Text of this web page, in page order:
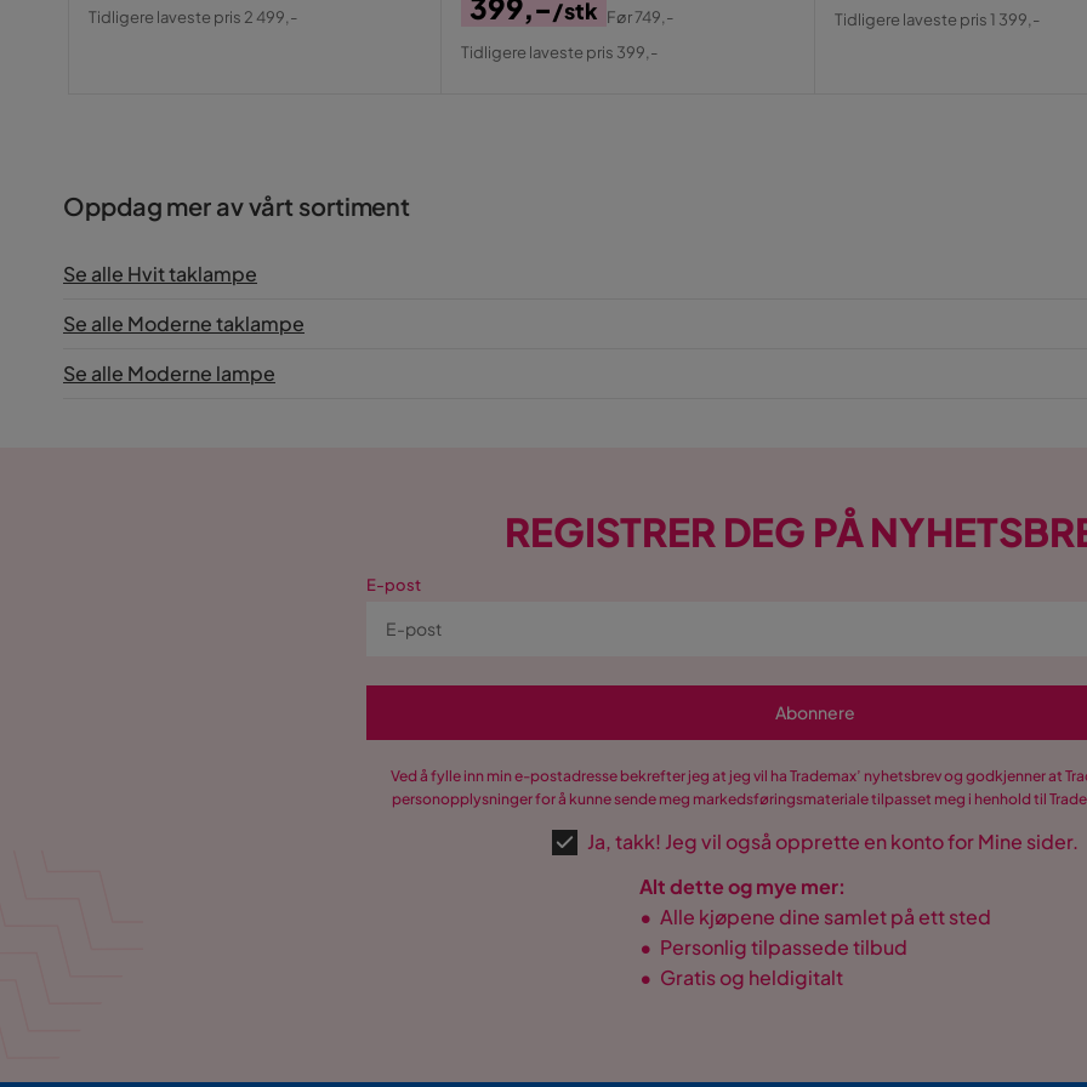
Farge skjerm Hvit
E27
Innendørsbruk
Tidligere laveste pris 2 499,-
Pris
/stk
Original
Før749,-
Tidligere laveste pris 399,-
Pris
Original
Tidligere laveste pris 1 399,-
Oppdag mer av vårt sortiment
Se alle Hvit taklampe
Se alle Moderne taklampe
Se alle Moderne lampe
REGISTRER DEG PÅ
E-post
Abonnere
Ved å fylle inn min e-postadresse bekrefter jeg at jeg vil ha Trademax’ nyhetsbrev og godkjenner at
personopplysninger for å kunne sende meg markedsføringsmateriale tilpasset meg i henhold til
Ja, takk! Jeg vil også opprette en konto for Mine sider.
Alt dette og mye mer:
• Alle kjøpene dine samlet på ett sted
• Personlig tilpassede tilbud
• Gratis og heldigitalt